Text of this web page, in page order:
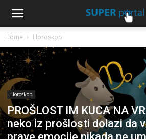
Home Horoskop
Horoskop
PROŠLOST IM KUCA NA
neko iz prošlosti dolazi da